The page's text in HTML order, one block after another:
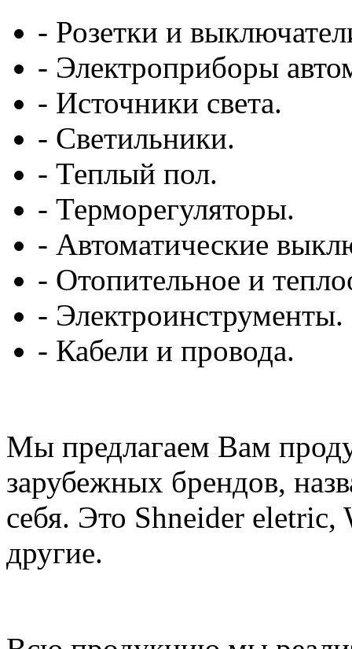
- Розетки и
- Электроприборы
- Источники света.
- Светильники.
- Теплый пол.
- Терморегуляторы.
- Автоматические
- Отопительное и
- Электроинструменты.
- Кабели и провода.
Мы предлагаем Вам
зарубежных брендов,
себя. Это Shneider
другие.